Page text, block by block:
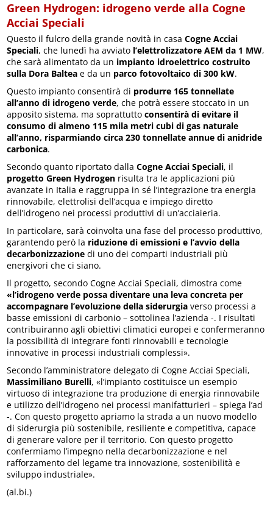
Green Hydrogen: idrogeno verde alla Cogne
Acciai Speciali
Questo il fulcro della grande novità in casaCogne Acciai
Speciali, che lunedì ha avviato l’elettrolizzatore AEM da 1 MW,
che sarà alimentato da un impianto idroelettrico costruito
sulla Dora Baltea e da un parco fotovoltaico di 300 kW.
Questo impianto consentirà di produrre 165 tonnellate
all’anno di idrogeno verde, che potrà essere stoccato in un
apposito sistema, ma soprattuttoconsentirà di evitare il
consumo di almeno 115 mila metri cubi di gas naturale
all’anno, risparmiando circa 230 tonnellate annue di anidride
carbonica.
Secondo quanto riportato dallaCogne Acciai Speciali, il
progetto Green Hydrogen risulta tra le applicazioni più
avanzate in Italia e raggruppa in sé l’integrazione tra energia
rinnovabile, elettrolisi dell’acqua e impiego diretto
dell’idrogeno nei processi produttivi di un’acciaieria.
In particolare, sarà coinvolta una fase del processo produttivo,
garantendo però la riduzione di emissioni e l’avvio della
decarbonizzazione di uno dei comparti industriali più
energivori che ci siano.
Il progetto, secondo Cogne Acciai Speciali, dimostra come
«l’idrogeno verde possa diventare una leva concreta per
accompagnare l’evoluzione della siderurgia verso processi a
basse emissioni di carbonio – sottolinea l’azienda -. I risultati
contribuiranno agli obiettivi climatici europei e confermeranno
la possibilità di integrare fonti rinnovabili e tecnologie
innovative in processi industriali complessi».
Secondo l’amministratore delegato di Cogne Acciai Speciali,
Massimiliano Burelli, «l’impianto costituisce un esempio
virtuoso di integrazione tra produzione di energia rinnovabile
e utilizzo dell’idrogeno nei processi manifatturieri – spiega l’ad
-. Con questo progetto apriamo la strada a un nuovo modello
di siderurgia più sostenibile, resiliente e competitiva, capace
di generare valore per il territorio. Con questo progetto
confermiamo l’impegno nella decarbonizzazione e nel
rafforzamento del legame tra innovazione, sostenibilità e
sviluppo industriale».
(al.bi.)